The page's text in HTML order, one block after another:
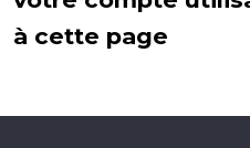
à cette page